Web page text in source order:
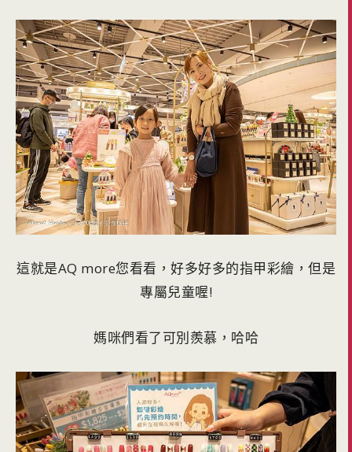
這就是AQ more您看看，好多好多的指甲彩繪，但是
專屬兒童喔!
媽咪們看了可別羨慕，哈哈